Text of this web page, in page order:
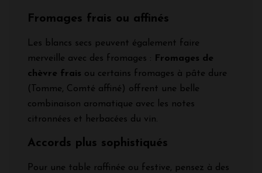
Fromages frais ou affinés
Les blancs secs peuvent également faire
merveille avec des fromages :
Fromages de
chèvre frais ou certains fromages à pâte dure
(Tomme, Comté affiné) offrent une belle
combinaison aromatique avec les notes
citronnées et herbacées du vin.
Accords plus sophistiqués
Pour une table raffinée ou festive, pensez à des